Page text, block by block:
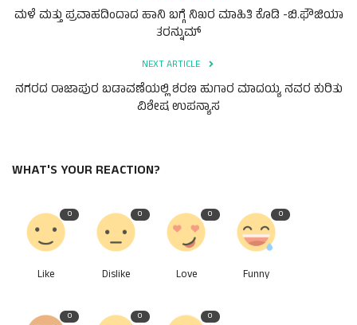
ಮಳೆ ಮತ್ತು ಪ್ರವಾಹದಿಂದಾದ‌ ಹಾನಿ ಬಗ್ಗೆ ನಿಖರ ಮಾಹಿತಿ ಕೊಡಿ -ಬಿ.ಫೌಜಿಯಾ
ತರನ್ನುಮ್
NEXT ARTICLE
ನಗರದ ರಾಜಾಪುರ ಬಡಾವಣೆಯಲ್ಲಿ ಶರಣ ಹುಗಾರ ಮಾದಯ್ಯ ನವರ ಕುರಿತು
ವಿಶೇಷ ಉಪನ್ಯಾಸ
WHAT'S YOUR REACTION?
0
Like
0
Dislike
0
Love
0
Funny
0 0 0